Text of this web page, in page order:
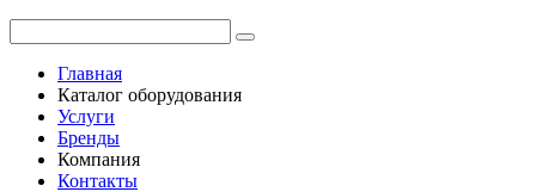
Главная
Каталог оборудования
Услуги
Бренды
Компания
Контакты